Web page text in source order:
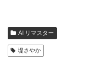
AI リマスター
堤さやか